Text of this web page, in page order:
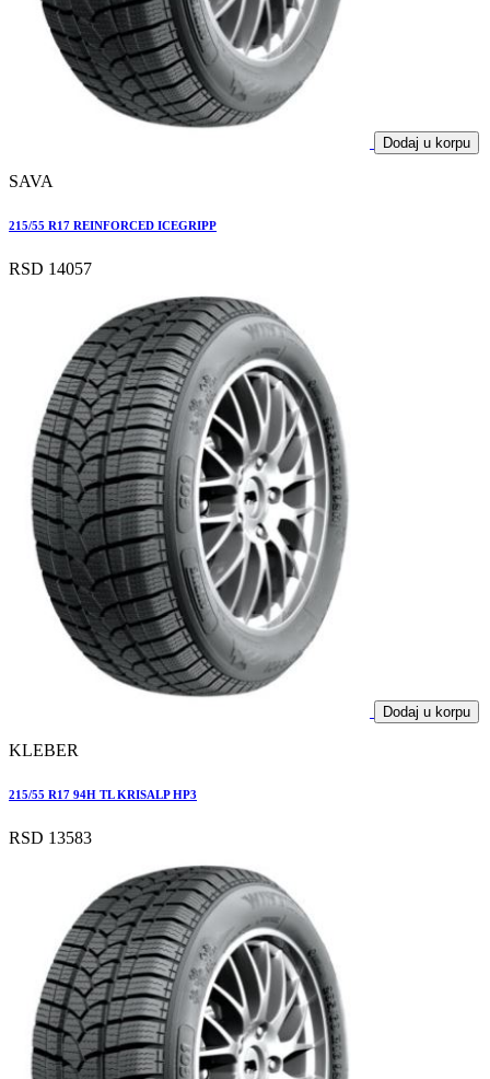
Dodaj u korpu
SAVA
215/55 R17 REINFORCED ICEGRIPP
RSD 14057
Dodaj u korpu
KLEBER
215/55 R17 94H TL KRISALP HP3
RSD 13583